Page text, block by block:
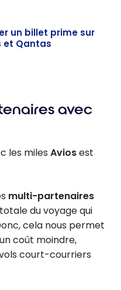
un billet prime sur
et Qantas
avec
les miles Aviosest
multi-partenaires
du voyage qui
cela nous permet
coût moindre,
court-courriers